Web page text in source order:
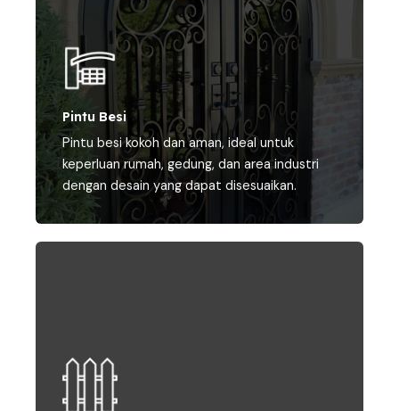
Pintu Besi
Pintu besi kokoh dan aman, ideal untuk
keperluan rumah, gedung, dan area industri
dengan desain yang dapat disesuaikan.